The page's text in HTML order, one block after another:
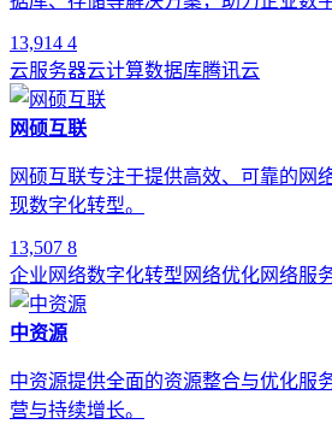
13,914 4
云服务器云计算数据库腾讯云
网硕互联
网硕互联专注于提供高效、可靠的网
现数字化转型。
13,507 8
企业网络数字化转型 网络优化网络服
中资源
中资源提供全面的资源整合与优化服
营与持续增长。